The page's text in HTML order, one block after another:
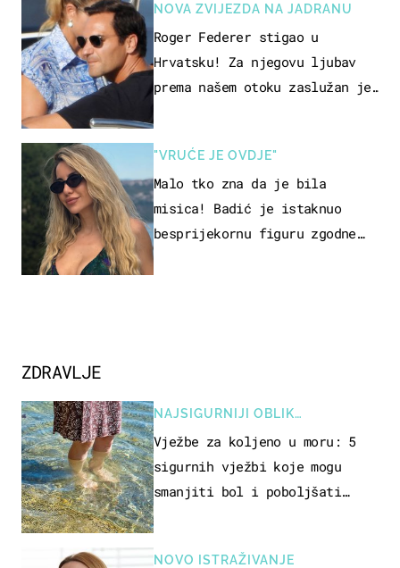
NOVA ZVIJEZDA NA JADRANU
Roger Federer stigao u
Hrvatsku! Za njegovu ljubav
prema našem otoku zaslužan je
"VRUĆE JE OVDJE"
Malo tko zna da je bila
misica! Badić je istaknuo
besprijekornu figuru zgodne
ZDRAVLJE
NAJSIGURNIJI OBLIK
REKREACIJE
Vježbe za koljeno u moru: 5
sigurnih vježbi koje mogu
smanjiti bol i poboljšati
NOVO ISTRAŽIVANJE